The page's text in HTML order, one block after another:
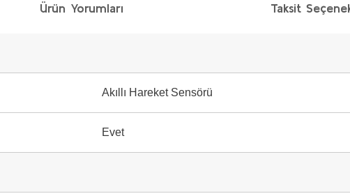
Ürün Yorumları Taksit
Akıllı Hareket Sensörü
Evet